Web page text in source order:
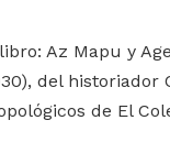
Az Mapu y
del historiador
de El